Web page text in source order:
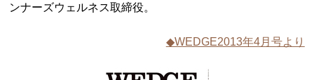
ンナーズウェルネス取締役。
◆WEDGE2013年4月号より